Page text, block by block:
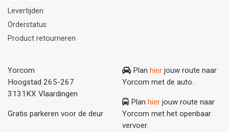
Levertijden
Orderstatus
Product retourneren
Yorcom
Hoogstad 265-267
3131KX Vlaardingen
Gratis parkeren voor de deur
Plan hier jouw route naar
Yorcom met de auto.
Plan hier jouw route naar
Yorcom met het openbaar
vervoer.